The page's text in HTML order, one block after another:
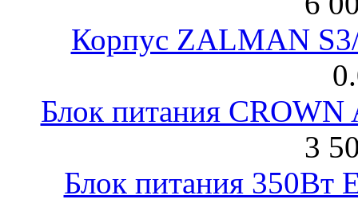
Корпус ZALMAN
Блок питания
3
Блок питания 350Вт